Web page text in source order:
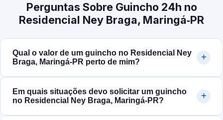
Perguntas Sobre Guincho 24h no
Residencial Ney Braga, Maringá‑PR
Qual o valor de um guincho no Residencial Ney
Braga, Maringá‑PR perto de mim?
Em quais situações devo solicitar um guincho
no Residencial Ney Braga, Maringá‑PR?